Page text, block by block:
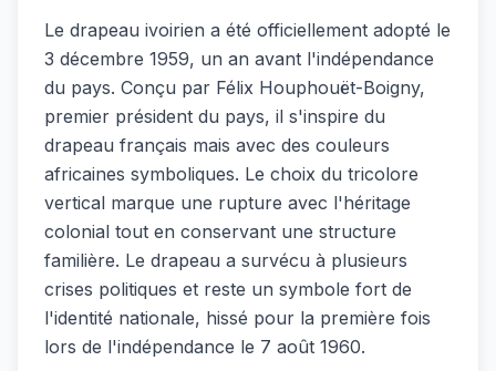
Le drapeau ivoirien a été officiellement adopté le
3 décembre 1959, un an avant l'indépendance
du pays. Conçu par Félix Houphouët-Boigny,
premier président du pays, il s'inspire du
drapeau français mais avec des couleurs
africaines symboliques. Le choix du tricolore
vertical marque une rupture avec l'héritage
colonial tout en conservant une structure
familière. Le drapeau a survécu à plusieurs
crises politiques et reste un symbole fort de
l'identité nationale, hissé pour la première fois
lors de l'indépendance le 7 août 1960.